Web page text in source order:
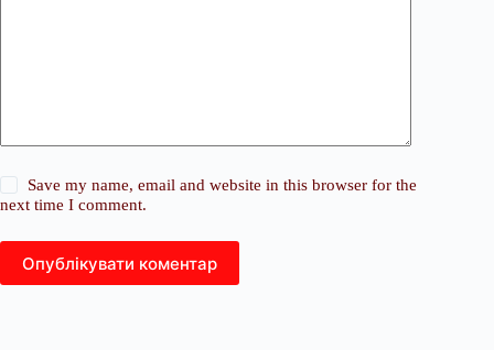
Save my name, email and website in this browser for the
next time I comment.
Опублікувати коментар